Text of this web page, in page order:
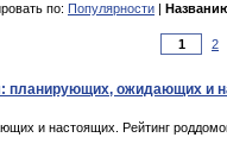
по: Популярности |
2
планирующих, ожидающих и
и настоящих. Рейтинг